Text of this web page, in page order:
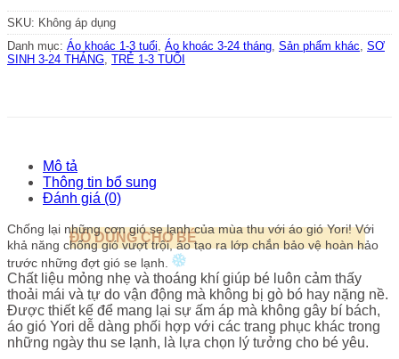
ĐỒ DÙNG CHO BÉ
SKU: Không áp dụng
Danh mục: Áo khoác 1-3 tuổi Áo khoác 3-24 tháng Sản phẩm khác SƠ
SINH 3-24 THÁNG TRẺ 1-3 TUỔI
Mô tả
Thông tin bổ sung
Đánh giá (0)
Chống lại những cơn gió se lạnh của mùa thu với áo gió Yori! Với
khả năng chống gió vượt trội, áo tạo ra lớp chắn bảo vệ hoàn hảo
trước những đợt gió se lạnh.
Chất liệu mỏng nhẹ và thoáng khí giúp bé luôn cảm thấy
thoải mái và tự do vận động mà không bị gò bó hay nặng nề.
Được thiết kế để mang lại sự ấm áp mà không gây bí bách,
áo gió Yori dễ dàng phối hợp với các trang phục khác trong
những ngày thu se lạnh, là lựa chọn lý tưởng cho bé yêu.